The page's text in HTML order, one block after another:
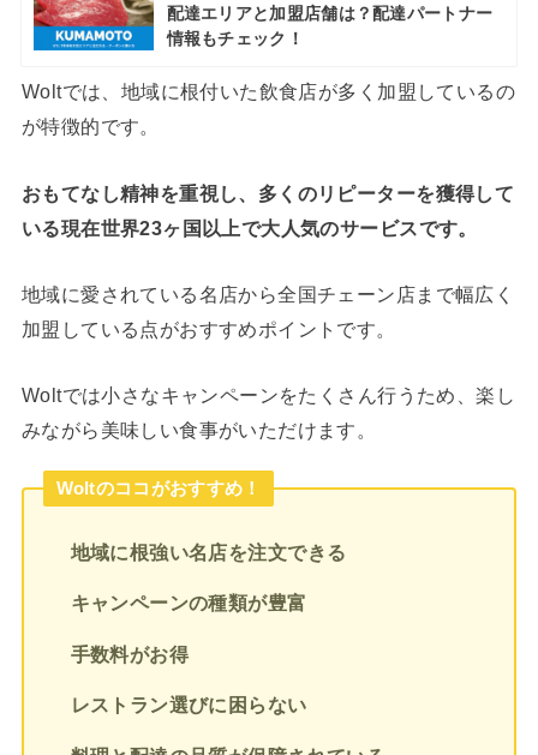
配達エリアと加盟店舗は？配達パートナー
情報もチェック！
Woltでは、地域に根付いた飲食店が多く加盟しているの
が特徴的です。
おもてなし精神を重視し、多くのリピーターを獲得して
いる現在世界23ヶ国以上で大人気のサービスです。
地域に愛されている名店から全国チェーン店まで幅広く
加盟している点がおすすめポイントです。
Woltでは小さなキャンペーンをたくさん行うため、楽し
みながら美味しい食事がいただけます。
Woltのココがおすすめ！
地域に根強い名店を注文できる
キャンペーンの種類が豊富
手数料がお得
レストラン選びに困らない